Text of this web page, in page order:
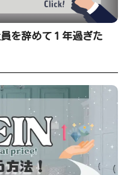
を辞めて１年過ぎた